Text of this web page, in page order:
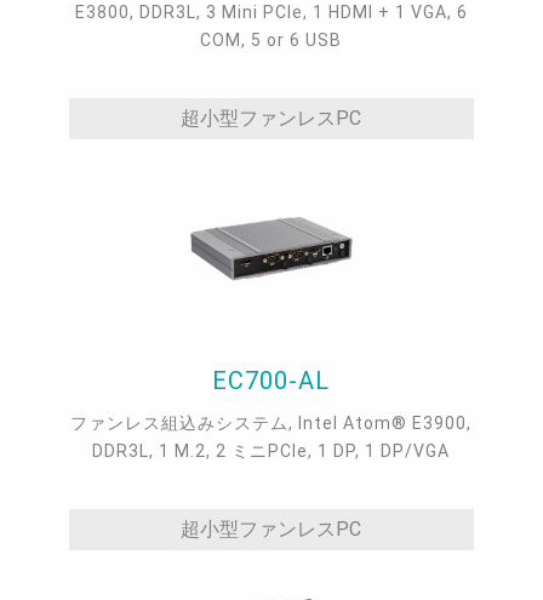
E3800, DDR3L, 3 Mini PCIe, 1 HDMI + 1 VGA, 6
COM, 5 or 6 USB
超小型ファンレスPC
EC700-AL
ファンレス組込みシステム, Intel Atom® E3900,
DDR3L, 1 M.2, 2 ミニPCIe, 1 DP, 1 DP/VGA
超小型ファンレスPC